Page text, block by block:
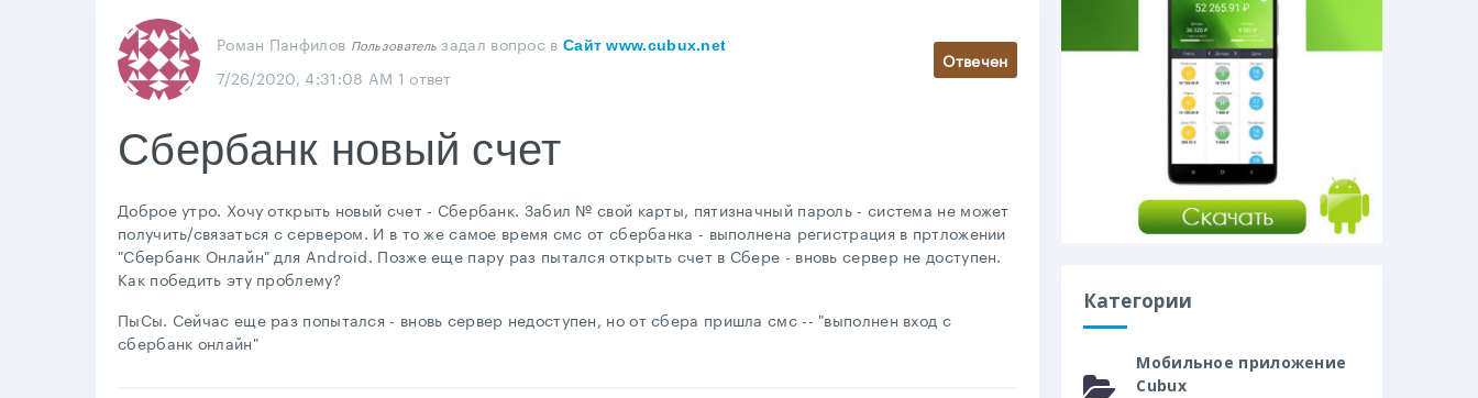
Роман Панфилов Пользователь задал вопрос в Сайт www.cubux.net
7/26/2020, 4:31:08 AM 1 ответ
Отвечен
Сбербанк новый счет
Доброе утро. Хочу открыть новый счет - Сбербанк. Забил № свой карты, пятизначный пароль - система не может
получить/связаться с сервером. И в то же самое время смс от сбербанка - выполнена регистрация в пртложении
"Сбербанк Онлайн" для Android. Позже еще пару раз пытался открыть счет в Сбере - вновь сервер не доступен.
Как победить эту проблему?
ПыСы. Сейчас еще раз попытался - вновь сервер недоступен, но от сбера пришла смс -- "выполнен вход с
сбербанк онлайн"
Категории
Мобильное приложение
Cubux